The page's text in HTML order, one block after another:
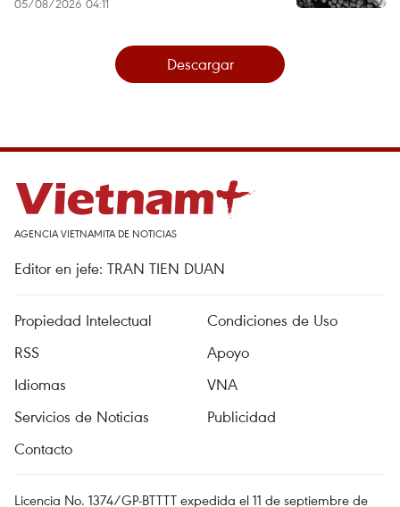
05/08/2026 04:11
Descargar
AGENCIA VIETNAMITA DE NOTICIAS
Editor en jefe: TRAN TIEN DUAN
Propiedad Intelectual
Condiciones de Uso
RSS
Apoyo
Idiomas
VNA
Servicios de Noticias
Publicidad
Contacto
Licencia No. 1374/GP-BTTTT expedida el 11 de septiembre de